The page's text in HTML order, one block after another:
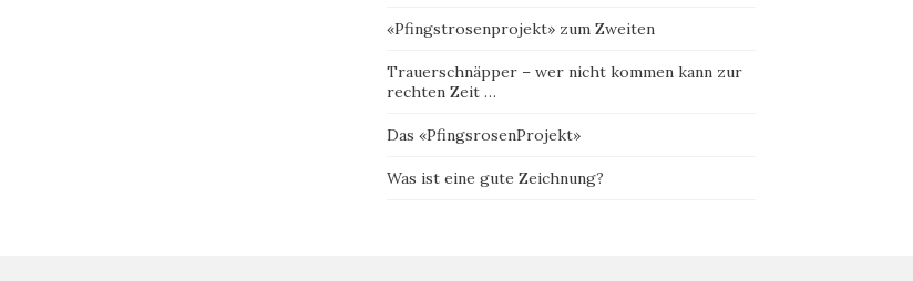
«Pfingstrosenprojekt» zum Zweiten
Trauerschnäpper – wer nicht kommen kann zur
rechten Zeit …
Das «PfingsrosenProjekt»
Was ist eine gute Zeichnung?